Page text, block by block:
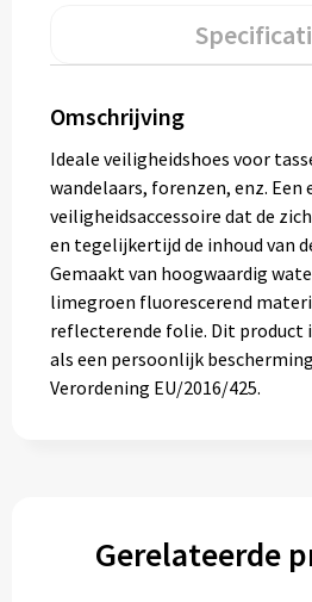
Paraplu's
Stormparaplu's
Klassieke paraplu's
Opvouwbare paraplu's
Vrije tijd
Omschrijving
Ideale veiligheidshoes voor
wandelaars, forenzen, enz.
veiligheidsaccessoire dat de
en tegelijkertijd de inhoud van
Gemaakt van hoogwaardig
limegroen fluorescerend
reflecterende folie. Dit product
als een persoonlijk
Verordening EU/2016/425.
Gerelateerde